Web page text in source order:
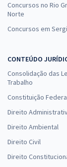
Concursos no Rio
Norte
Concursos em
CONTEÚDO
Consolidação das
Trabalho
Constituição
Direito
Direito Ambiental
Direito Civil
Direito